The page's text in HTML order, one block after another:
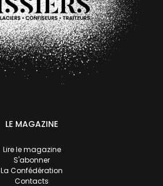
LE MAGAZINE
Lire le magazine
S'abonner
La Confédération
Contacts